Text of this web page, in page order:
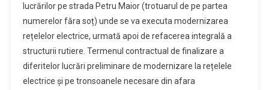
lucrărilor pe strada Petru Maior (trotuarul de pe partea
numerelor făra soț) unde se va executa modernizarea
rețelelor electrice, urmată apoi de refacerea integrală a
structurii rutiere. Termenul contractual de finalizare a
diferitelor lucrări preliminare de modernizare la rețelele
electrice și pe tronsoanele necesare din afara